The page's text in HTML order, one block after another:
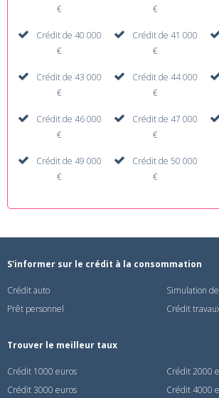
€
€
Crédit de 40 000
€
Crédit de 41 000
€
Crédit de 43 000
€
Crédit de 44 000
€
Crédit de 46 000
€
Crédit de 47 000
€
Crédit de 49 000
€
Crédit de 50 000
€
S'informer sur le crédit à la consommation
Crédit auto
Simulation
Prêt personnel
Crédit
Trouver le meilleur taux
Crédit 1000 euros
Crédit 2000
Crédit 3000 euros
Crédit 4000